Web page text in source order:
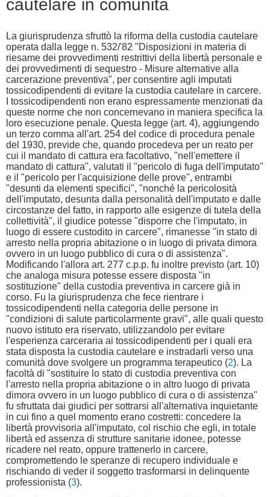
cautelare in comunità
La giurisprudenza sfruttò la riforma della custodia cautelare
operata dalla legge n. 532/'82 "Disposizioni in materia di
riesame dei provvedimenti restrittivi della libertà personale e
dei provvedimenti di sequestro - Misure alternative alla
carcerazione preventiva", per consentire agli imputati
tossicodipendenti di evitare la custodia cautelare in carcere.
I tossicodipendenti non erano espressamente menzionati da
queste norme che non concernevano in maniera specifica la
loro esecuzione penale. Questa legge (art. 4), aggiungendo
un terzo comma all'art. 254 del codice di procedura penale
del 1930, previde che, quando procedeva per un reato per
cui il mandato di cattura era facoltativo, "nell'emettere il
mandato di cattura", valutati il "pericolo di fuga dell'imputato"
e il "pericolo per l'acquisizione delle prove", entrambi
"desunti da elementi specifici", "nonché la pericolosità
dell'imputato, desunta dalla personalità dell'imputato e dalle
circostanze del fatto, in rapporto alle esigenze di tutela della
collettività", il giudice potesse "disporre che l'imputato, in
luogo di essere custodito in carcere", rimanesse "in stato di
arresto nella propria abitazione o in luogo di privata dimora
ovvero in un luogo pubblico di cura o di assistenza".
Modificando l'allora art. 277 c.p.p. fu inoltre previsto (art. 10)
che analoga misura potesse essere disposta "in
sostituzione" della custodia preventiva in carcere già in
corso. Fu la giurisprudenza che fece rientrare i
tossicodipendenti nella categoria delle persone in
"condizioni di salute particolarmente gravi", alle quali questo
nuovo istituto era riservato, utilizzandolo per evitare
l'esperienza carceraria ai tossicodipendenti per i quali era
stata disposta la custodia cautelare e instradarli verso una
comunità dove svolgere un programma terapeutico (2). La
facoltà di "sostituire lo stato di custodia preventiva con
l'arresto nella propria abitazione o in altro luogo di privata
dimora ovvero in un luogo pubblico di cura o di assistenza"
fu sfruttata dai giudici per sottrarsi all'alternativa inquietante
in cui fino a quel momento erano costretti: concedere la
libertà provvisoria all'imputato, col rischio che egli, in totale
libertà ed assenza di strutture sanitarie idonee, potesse
ricadere nel reato, oppure trattenerlo in carcere,
compromettendo le speranze di recupero individuale e
rischiando di veder il soggetto trasformarsi in delinquente
professionista (3).